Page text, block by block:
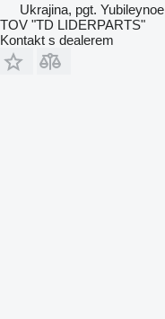
Ukrajina, pgt. Yubileynoe
TOV "TD LIDERPARTS"
Kontakt s dealerem